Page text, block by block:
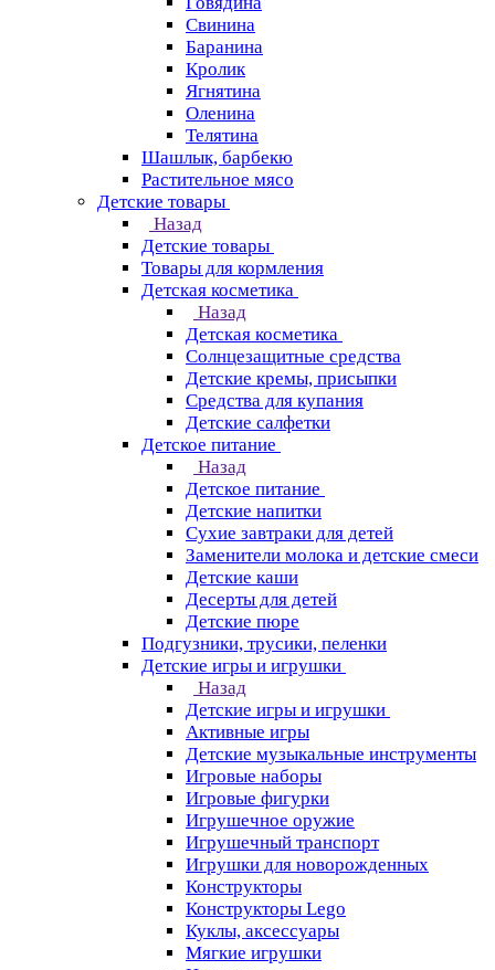
Свинина
Баранина
Кролик
Ягнятина
Оленина
Телятина
Шашлык, барбекю
Растительное мясо
Детские товары
Назад
Детские товары
Товары для кормления
Детская косметика
Назад
Детская косметика
Солнцезащитные средства
Детские кремы, присыпки
Средства для купания
Детские салфетки
Детское питание
Назад
Детское питание
Детские напитки
Сухие завтраки для детей
Заменители молока и детские смеси
Детские каши
Десерты для детей
Детские пюре
Подгузники, трусики, пеленки
Детские игры и игрушки
Назад
Детские игры и игрушки
Активные игры
Детские музыкальные инструменты
Игровые наборы
Игровые фигурки
Игрушечное оружие
Игрушечный транспорт
Игрушки для новорожденных
Конструкторы
Конструкторы Lego
Куклы, аксессуары
Мягкие игрушки